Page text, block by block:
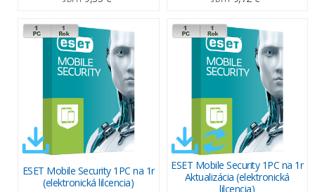
ESET Mobile Security 1PC na 1r
(elektronická lilcencia)
ESET Mobile Security 1PC na 1r
Aktualizácia (elektronická
lilcencia)